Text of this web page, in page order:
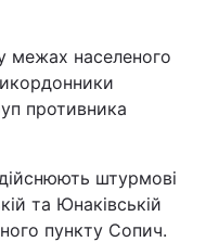
межах населеного
противника
штурмові
та Юнаківській
пункту Сопич.